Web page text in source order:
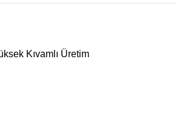
Kıvamlı Üretim